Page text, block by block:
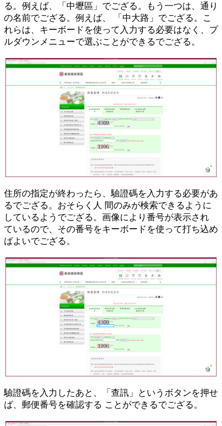
る。例えば、「中壢區」でござる。もう一つは、通り
の名前でござる。例えば、 「中大路」でござる。こ
れらは、キーボードを使って入力する必要はなく、プ
ルダウンメニューで選ぶことができるでござる。
住所の指定が終わったら、驗證碼を入力する必要があ
るでござる。おそらく人 間のみが検索できるように
しているようでござる。画像により番号が表示され
ているので、その番号をキーボードを使って打ち込め
ばよいでござる。
驗證碼を入力したあと、「查訊」というボタンを押せ
ば、郵便番号を確認する ことができるでござる。